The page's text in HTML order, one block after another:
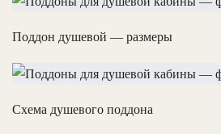
Поддон душевой — размеры
Схема душевого поддона